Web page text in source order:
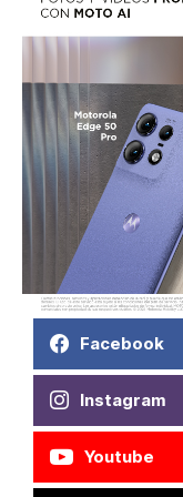
Facebook
Instagram
Youtube